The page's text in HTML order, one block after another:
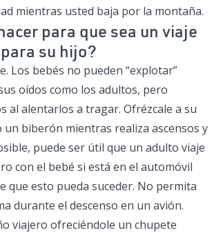
mientras usted baja por la montaña.
para que sea un viaje
su hijo?
Los bebés no pueden “explotar”
oídos como los adultos, pero
al alentarlos a tragar. Ofrézcale a su
un biberón mientras realiza ascensos y
puede ser útil que un adulto viaje
con el bebé si está en el automóvil
que esto pueda suceder. No permita
durante el descenso en un avión.
viajero ofreciéndole un chupete